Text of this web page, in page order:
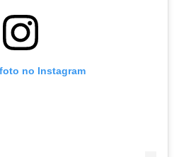
no Instagram